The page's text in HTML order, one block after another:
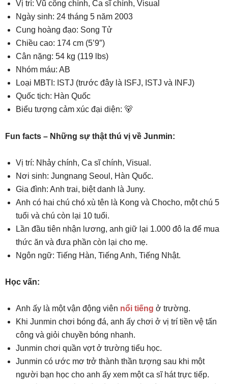
Vị trí: Vũ công chính, Ca sĩ chính, Visual
Ngày sinh: 24 tháng 5 năm 2003
Cung hoàng đạo: Song Tử
Chiều cao: 174 cm (5’9″)
Cân nặng: 54 kg (119 lbs)
Nhóm máu: AB
Loại MBTI: ISTJ (trước đây là ISFJ, ISTJ và INFJ)
Quốc tịch: Hàn Quốc
Biểu tượng cảm xúc đại diện: 🐻
Fun facts – Những sự thật thú vị về Junmin:
Vị trí: Nhảy chính, Ca sĩ chính, Visual.
Nơi sinh: Jungnang Seoul, Hàn Quốc.
Gia đình: Anh trai, biệt danh là Juny.
Anh có hai chú chó xù tên là Kong và Chocho, một chú 5
tuổi và chú còn lại 10 tuổi.
Lần đầu tiên nhận lương, anh giữ lại 1.000 đô la để mua
thức ăn và đưa phần còn lại cho mẹ.
Ngôn ngữ: Tiếng Hàn, Tiếng Anh, Tiếng Nhật.
Học vấn:
Anh ấy là một vận động viên nổi tiếng ở trường.
Khi Junmin chơi bóng đá, anh ấy chơi ở vị trí tiền vệ tấn
công và giỏi chuyền bóng nhanh.
Junmin chơi quần vợt ở trường tiểu học.
Junmin có ước mơ trở thành thần tượng sau khi một
người bạn học cho anh ấy xem một ca sĩ hát trực tiếp.